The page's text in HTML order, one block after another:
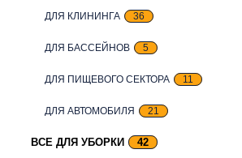
ДЛЯ КЛИНИНГА 36
ДЛЯ БАССЕЙНОВ 5
ДЛЯ ПИЩЕВОГО СЕКТОРА 11
ДЛЯ АВТОМОБИЛЯ 21
ВСЕ ДЛЯ УБОРКИ 42